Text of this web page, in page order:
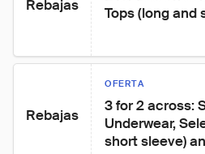
Rebajas
Tops (long and
Rebajas
OFERTA
3 for 2 across:
Underwear,
short sleeve)